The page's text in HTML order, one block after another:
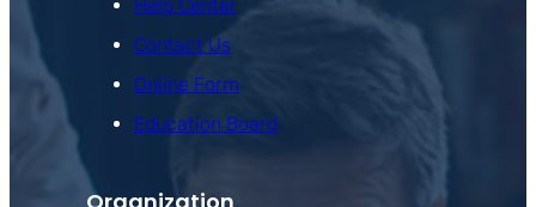
Help Center
Contact Us
Online Form
Education Board